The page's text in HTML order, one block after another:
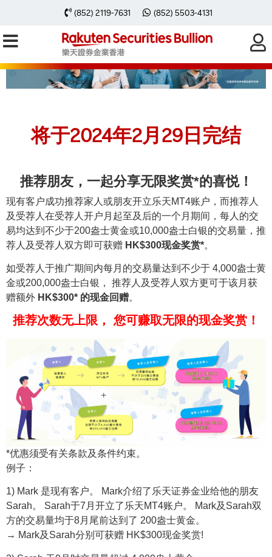
(852) 2119-7631 (852) 5503-4131
将于2024年2月29日完结
推荐朋友，一起分享无限奖赏*的喜悦！
现有客户成功推荐家人或朋友开立乐天MT4账户，而推荐人
及受荐人在受荐人开户月起至及后的一个月期间，每人的交
易均达到不少于200盎士黄金或10,000盎士白银的交易量，推
荐人及受荐人双方即可获赠 HK$300现金奖赏*。
如受荐人于推广期间内每月的交易量达到不少于 4,000盎士黄
金或200,000盎士白银， 推荐人及受荐人双方更可于该月获
赠额外 HK$300* 的现金回赠。
推荐次数无上限， 您可赚取无限的现金奖赏！
*优惠须受有关条款及条件约束。
例子：
1) Mark 是现有客户。 Mark介绍了乐天证券金业给他的朋友
Sarah。 Sarah于7月开立了乐天MT4账户。 Mark及Sarah双
方的交易量均于8月尾前达到了 200盎士黄金。
→ Mark及Sarah分别可获赠 HK$300现金奖赏!